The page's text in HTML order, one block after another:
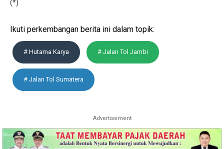
(*)
Ikuti perkembangan berita ini dalam topik:
# Hutama Karya # Jalan Tol Jambi
# Jalan Tol Sumatera
Advertisement